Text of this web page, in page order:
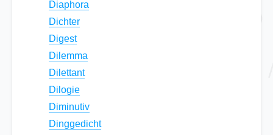
Diaphora
Dichter
Digest
Dilemma
Dilettant
Dilogie
Diminutiv
Dinggedicht